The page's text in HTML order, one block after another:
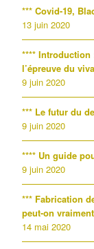
*** Covid-19,
13 juin 2020
**** Introduction
l’épreuve du
9 juin 2020
*** Le futur du
9 juin 2020
**** Un guide
9 juin 2020
*** Fabrication
peut-on
14 mai 2020